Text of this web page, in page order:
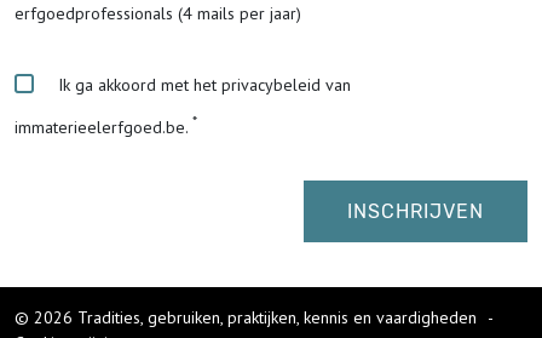
erfgoedprofessionals (4 mails per jaar)
Ik ga akkoord met het privacybeleid van
immaterieelerfgoed.be.
© 2026 Tradities, gebruiken, praktijken, kennis en vaardigheden
-